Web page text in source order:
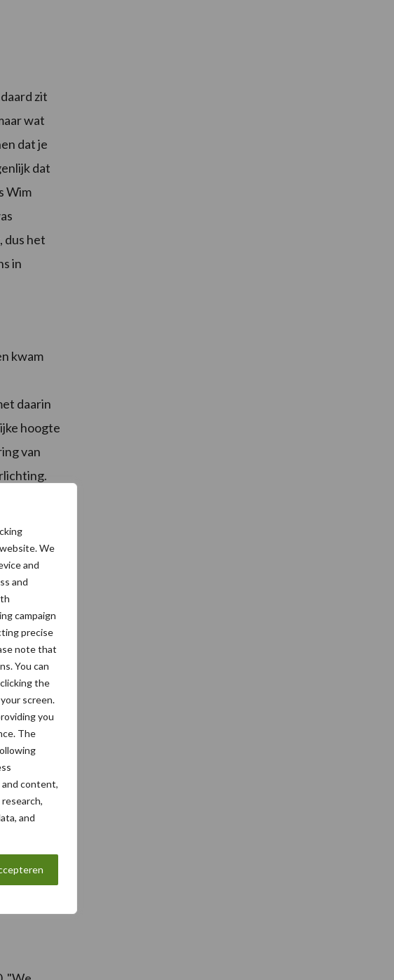
We
and
and
campaign
precise
note that
You can
the
screen.
you
The
and content,
and
zit
wat
dat je
dat
Wim
dus het
in
kwam
daarin
hoogte
van
het